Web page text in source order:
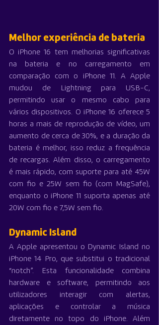
Melhor experiência de bateria
O iPhone 16 tem melhorias significativas
na bateria e no carregamento em
comparação com o iPhone 11. A Apple
mudou de Lightning para USB-C,
permitindo usar o mesmo cabo para
vários dispositivos. O iPhone 16 oferece 5
horas a mais de reprodução de vídeo, um
aumento de cerca de 30%, e a duração da
bateria é melhor, isso reduz a frequência
de recargas. Além disso, o carregamento
é mais rápido, com suporte para até 45W
com fio e 25W sem fio (com MagSafe),
enquanto o iPhone 11 suporta apenas até
20W com fio e 7,5W sem fio.
Dynamic Island
A Apple apresentou o Dynamic Island no
iPhone 14 Pro, que substitui o tradicional
“notch”. Esta funcionalidade combina
hardware e software, permitindo aos
utilizadores interagir com alertas,
aplicações e controlar a música
diretamente no topo do iPhone. Além